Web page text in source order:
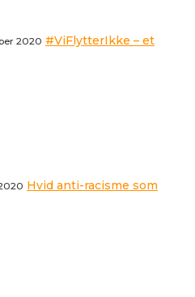
2020 #ViFlytterIkke – et
Hvid anti-racisme som